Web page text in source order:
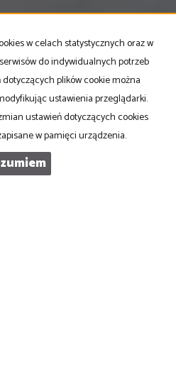
w celach statystycznych oraz w
do indywidualnych potrzeb
plików cookie można
ustawienia przeglądarki.
ustawień dotyczących cookies
w pamięci urządzenia.